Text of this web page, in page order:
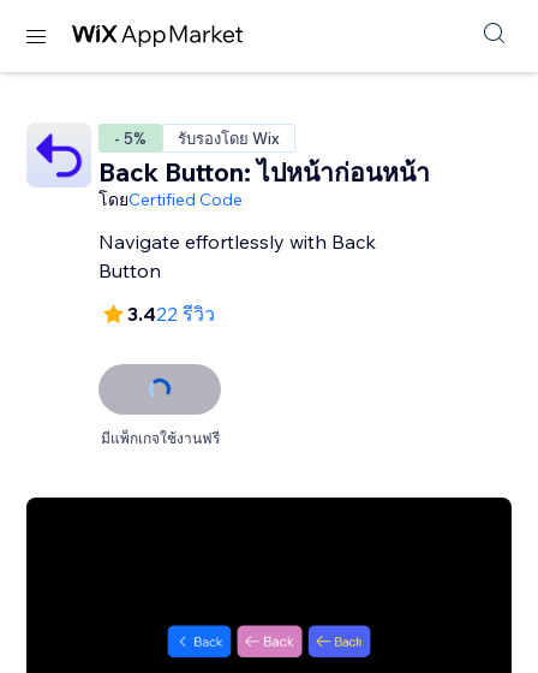
- 5% รับรองโดย Wix
Back Button: ไปหน้าก่อนหน้า
โดยCertified Code
Navigate effortlessly with Back
Button
3.422 รีวิว
มีแพ็กเกจใช้งานฟรี